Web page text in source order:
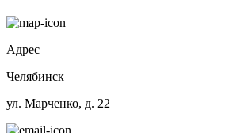
Адрес
Челябинск
ул. Марченко, д. 22